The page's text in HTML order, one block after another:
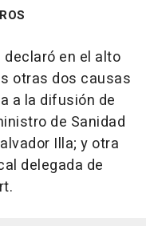
en el alto
otras dos causas
a la difusión de
de Sanidad
Illa; y otra
delegada de